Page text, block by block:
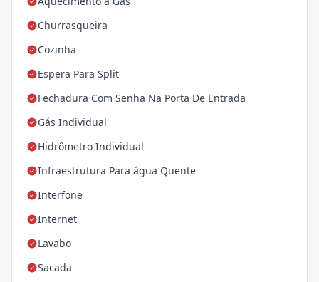
Churrasqueira
Cozinha
Espera Para Split
Fechadura Com Senha Na Porta De Entrada
Gás Individual
Hidrômetro Individual
Infraestrutura Para água Quente
Interfone
Internet
Lavabo
Sacada